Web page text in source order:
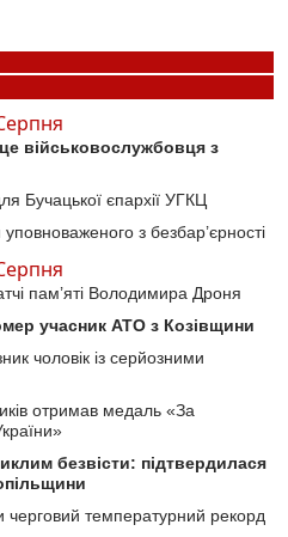
військовослужбовця з
Бучацької єпархії УГКЦ
з безбар’єрності
пам’яті Володимира Дроня
учасник АТО з Козівщини
чоловік із серйозними
отримав медаль «За
безвісти: підтвердилася
черговий температурний рекорд